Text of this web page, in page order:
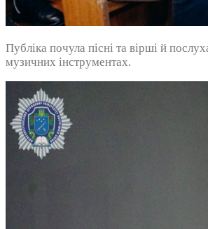
Публіка почула пісні та вірші й
музичних інструментах.